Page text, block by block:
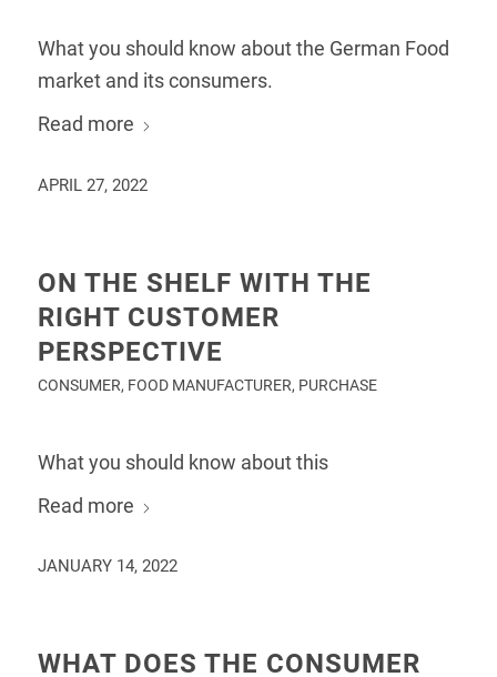
What you should know about the German Food
market and its consumers.
Read more
APRIL 27, 2022
ON THE SHELF WITH THE
RIGHT CUSTOMER
PERSPECTIVE
CONSUMER, FOOD MANUFACTURER, PURCHASE
What you should know about this
Read more
JANUARY 14, 2022
WHAT DOES THE CONSUMER